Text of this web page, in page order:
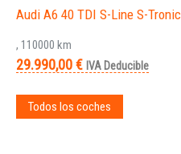
Audi A6 40 TDI S-Line S-Tronic
, 110000 km
29.990,00 € IVA Deducible
Todos los coches